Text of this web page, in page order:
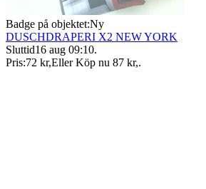
Badge på objektet:Ny
DUSCHDRAPERI X2 NEW YORK
Sluttid16 aug 09:10.
Pris:72 kr,Eller Köp nu 87 kr,.